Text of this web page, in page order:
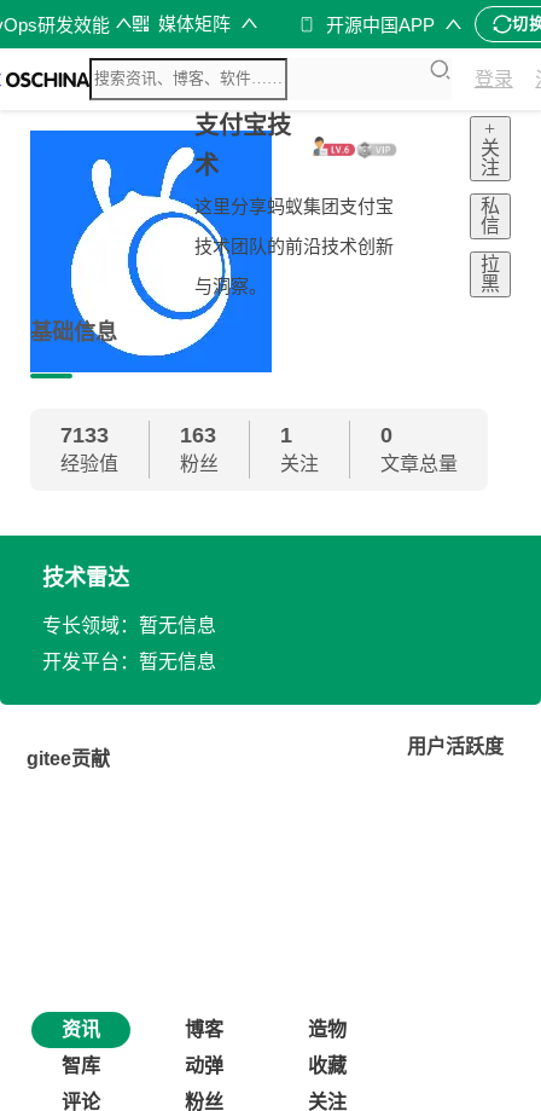
研发效能 媒体矩阵 开源中国APP 切
登录
支付宝技
术
这里分享蚂蚁集团支付宝
技术团队的前沿技术创新
与洞察。
+
关
注
私
信
拉
黑
基础信息
7133
经验值
163
粉丝
1
关注
0
文章总量
技术雷达
专长领域：暂无信息
开发平台：暂无信息
gitee贡献
用户活跃度
资讯 博客
造物
智库
动弹
收藏
评论
粉丝 关注